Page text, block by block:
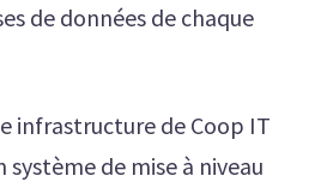
de données de chaque
infrastructure de Coop IT
système de mise à niveau